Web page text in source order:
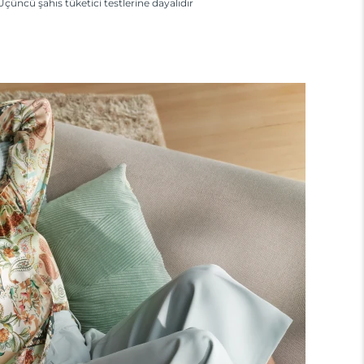
şahıs tüketici testlerine dayalıdır